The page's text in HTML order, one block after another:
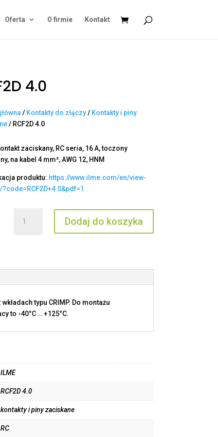
Oferta O firmie Kontakt
4.0
/ Kontakty do złączy/ Kontakty i piny
/ RCF2D 4.0
zaciskany, RC seria, 16 A, toczony
na kabel 4 mm², AWG 12, HNM
produktu: https://www.ilme.com/en/view-
RCF2D
Dodaj do koszyka
typu CRIMP. Do montażu
to -40°C … +125°C.
ILME
RCF2D 4.0
kontakty i piny zaciskane
RC